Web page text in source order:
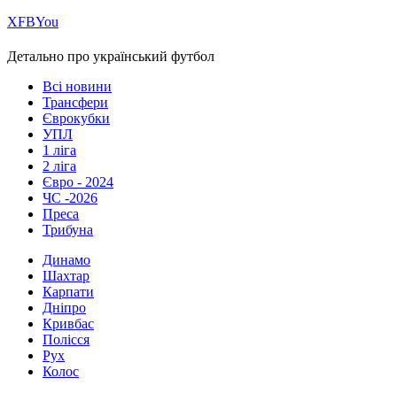
ХFBYou
Детально про український футбол
Всі новини
Трансфери
Єврокубки
УПЛ
1 ліга
2 ліга
Євро - 2024
ЧС -2026
Преса
Трибуна
Динамо
Шахтар
Карпати
Дніпро
Кривбас
Полісся
Рух
Колос